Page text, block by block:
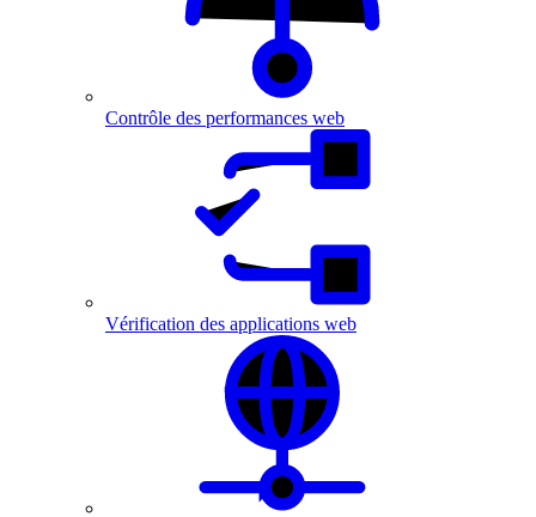
Contrôle des performances web
Vérification des applications web